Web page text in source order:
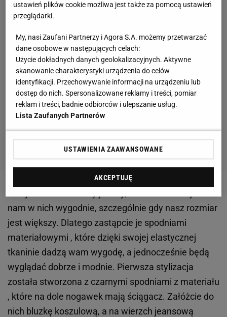
nam w nich wygodnie, szczególnie gdy nasz rozmiar
jest większy. Dlatego zastąpcie je spodniami
materiałowymi , które dzięki swojej elastycznej
tkaninie dadzą wam wygodę, a jednocześnie będą
wyglądać dobrze i modnie. Pierwsza stylizacja
została stworzona z czarnymi spodniami z materiału
, które na dole nogawek mają ściągacz. Załóżcie do
nich bluzkę koszulową, a na wierzch jeansową
ustawień plików cookie możliwa jest także za pomocą ustawień
przeglądarki.
My, nasi Zaufani Partnerzy i Agora S.A. możemy przetwarzać
dane osobowe w następujących celach:
Użycie dokładnych danych geolokalizacyjnych. Aktywne
skanowanie charakterystyki urządzenia do celów
identyfikacji. Przechowywanie informacji na urządzeniu lub
dostęp do nich. Spersonalizowane reklamy i treści, pomiar
reklam i treści, badnie odbiorców i ulepszanie usług.
Lista Zaufanych Partnerów
USTAWIENIA ZAAWANSOWANE
AKCEPTUJĘ